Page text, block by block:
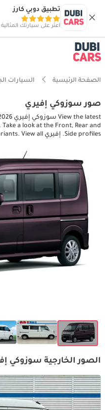
تطبيق دوبي كارز
اعثر على سيارتك
الصفحة الرئيسية السيارات
صور سوزوكي إفيري
a look at the Front, Rear and
Side profiles. إفيري is available in 0 variants. View all إفيري pictures.
الصور الخارجية سوزوكي